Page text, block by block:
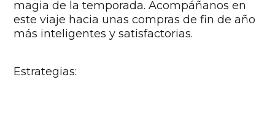
magia de la temporada. Acompáñanos en
este viaje hacia unas compras de fin de año
más inteligentes y satisfactorias.
Estrategias: